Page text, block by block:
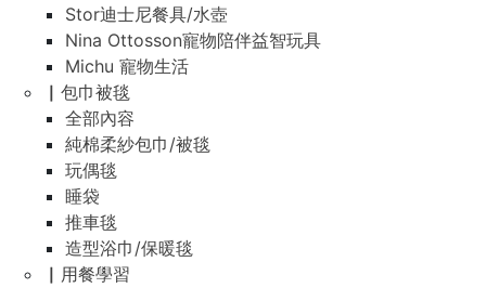
Stor迪士尼餐具/水壺
Nina Ottosson寵物陪伴益智玩具
Michu 寵物生活
▏包巾被毯
全部內容
純棉柔紗包巾/被毯
玩偶毯
睡袋
推車毯
造型浴巾/保暖毯
▏用餐學習